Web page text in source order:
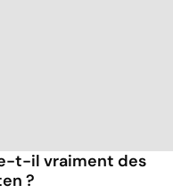
t-il vraiment des
?